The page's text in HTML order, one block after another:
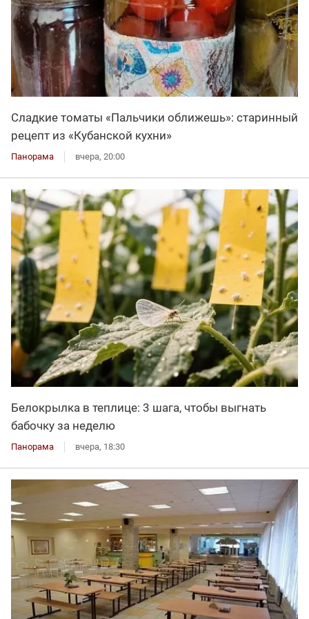
Сладкие томаты «Пальчики оближешь»: старинный
рецепт из «Кубанской кухни»
Панорама вчера, 20:00
Белокрылка в теплице: 3 шага, чтобы выгнать
бабочку за неделю
Панорама вчера, 18:30